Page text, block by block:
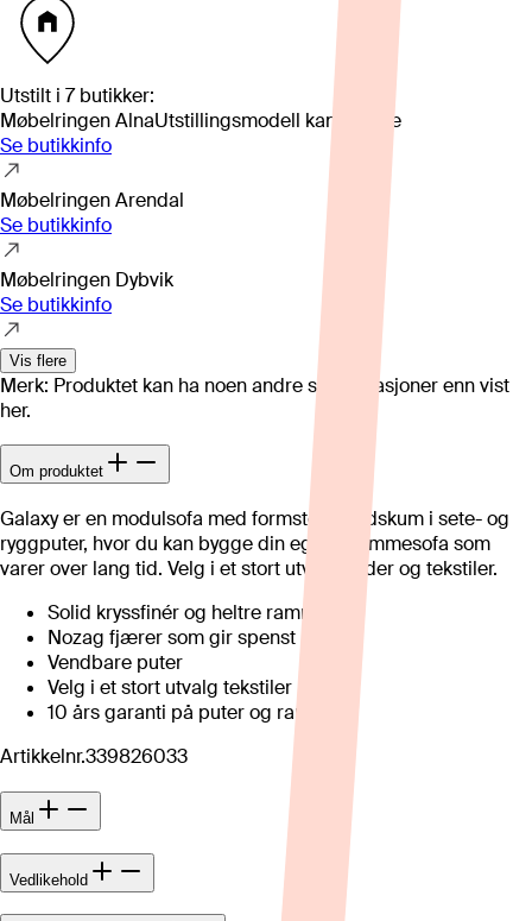
Utstilt i 7butikker:
Møbelringen AlnaUtstillingsmodell kan variere
Se butikkinfo
Møbelringen Arendal
Se butikkinfo
Møbelringen Dybvik
Se butikkinfo
Vis flere
Merk: Produktet kan ha noen andre spesifikasjoner enn vist
her.
Om produktet
Galaxy er en modulsofa med formstøpt kaldskum i sete- og
ryggputer, hvor du kan bygge din egen drømmesofa som
varer over lang tid. Velg i et stort utvalg huder og tekstiler.
Solid kryssfinér og heltre ramme
Nozag fjærer som gir spenst
Vendbare puter
Velg i et stort utvalg tekstiler
10 års garanti på puter og ramme
Artikkelnr.339826033
Mål
Vedlikehold